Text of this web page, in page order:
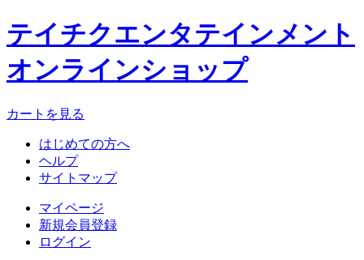
テイチクエンタテインメント
オンラインショップ
カートを見る
はじめての方へ
ヘルプ
サイトマップ
マイページ
新規会員登録
ログイン